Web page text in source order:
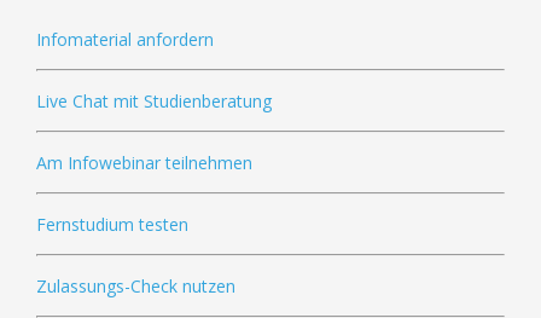
Infomaterial anfordern
Live Chat mit Studienberatung
Am Infowebinar teilnehmen
Fernstudium testen
Zulassungs-Check nutzen